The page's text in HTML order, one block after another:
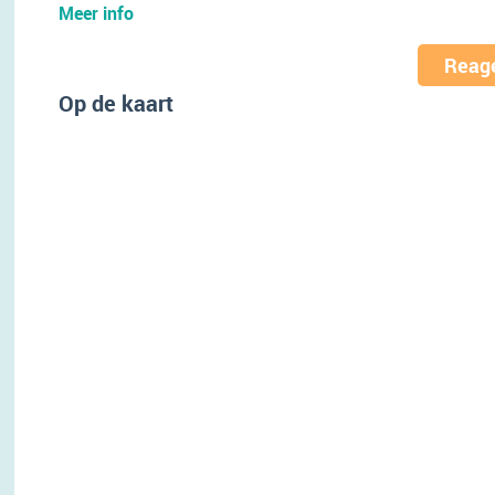
Meer info
Op de kaart